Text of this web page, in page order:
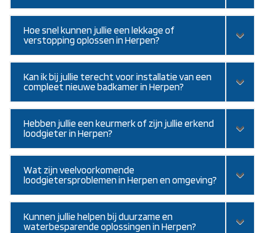
Hoe snel kunnen jullie een lekkage of
verstopping oplossen in Herpen?
Kan ik bij jullie terecht voor installatie van een
compleet nieuwe badkamer in Herpen?
Hebben jullie een keurmerk of zijn jullie erkend
loodgieter in Herpen?
Wat zijn veelvoorkomende
loodgietersproblemen in Herpen en omgeving?
Kunnen jullie helpen bij duurzame en
waterbesparende oplossingen in Herpen?